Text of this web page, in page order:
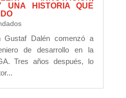
UNA HISTORIA QUE
Gustaf Dalén comenzó a
de desarrollo en la
Tres años después, lo